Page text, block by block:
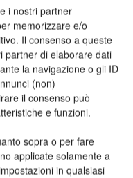
i nostri partner
memorizzare e/o
Il consenso a queste
partner di elaborare dati
la navigazione o gli ID
(non)
il consenso può
e funzioni.
sopra o per fare
applicate solamente a
in qualsiasi
80 anni, a Milano
al futuro della
su packaging,
approvata